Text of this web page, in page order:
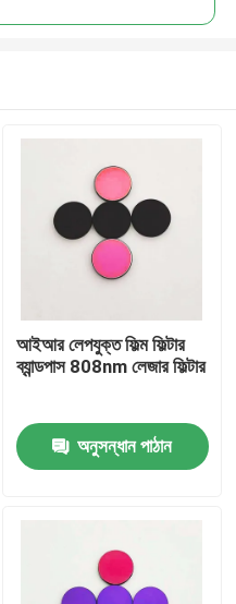
আইআর লেপযুক্ত ফিল্ম ফিল্টার
ব্যান্ডপাস 808nm লেজার ফিল্টার
অনুসন্ধান পাঠান